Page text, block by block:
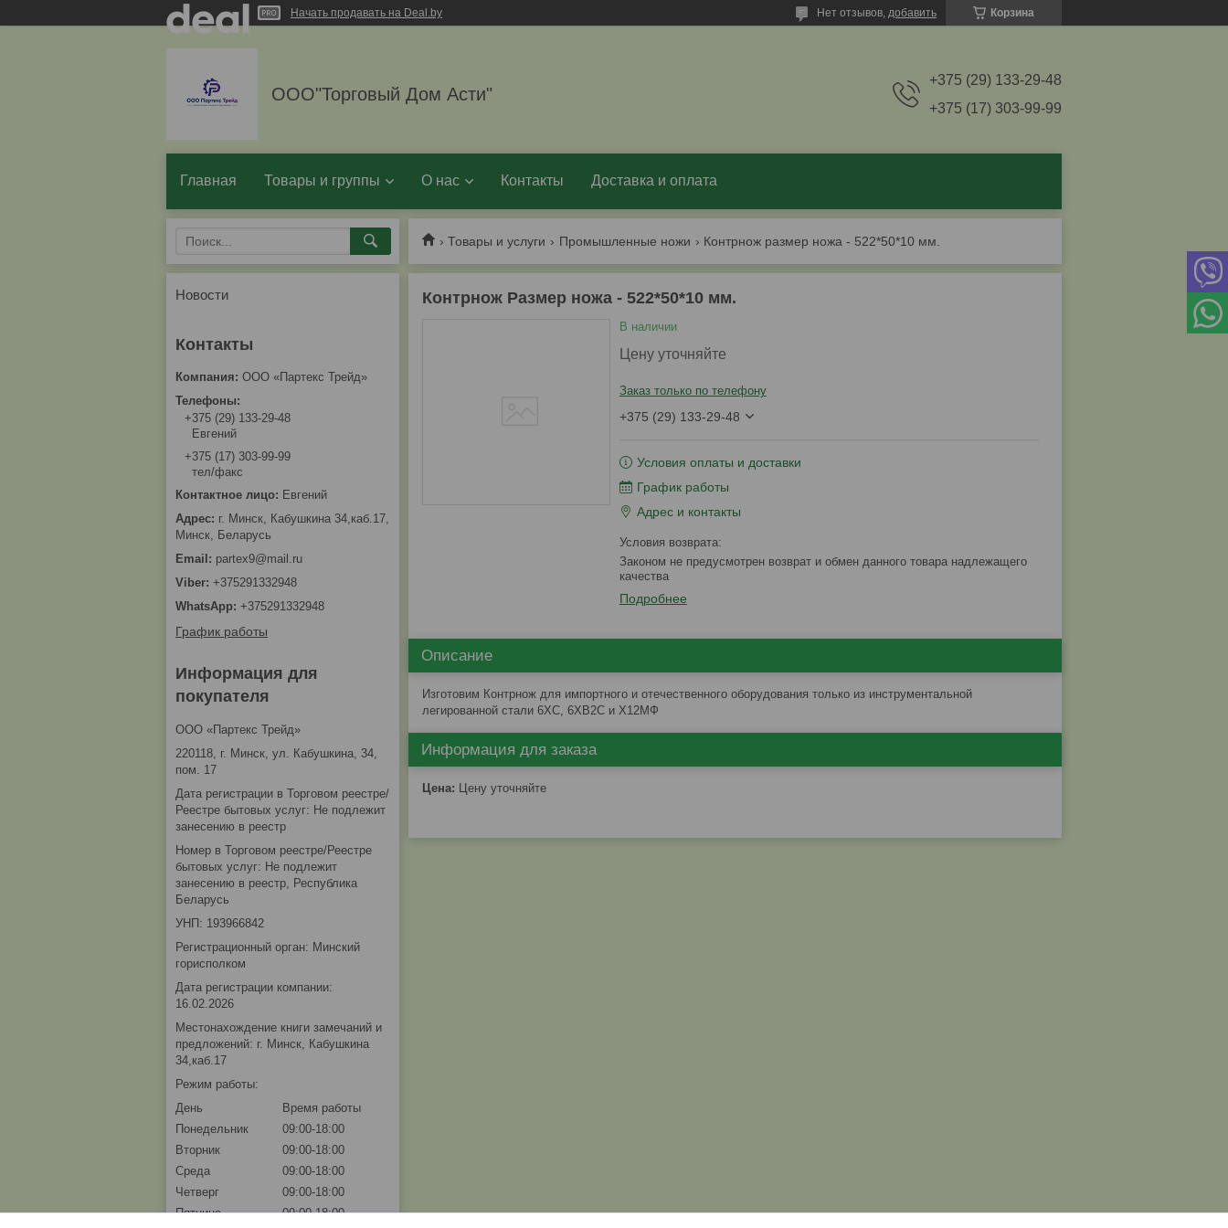
Начать продавать на Deal.by Корзина
Нет отзывов, добавить
ООО"Торговый Дом Асти"
+375 (29) 133-29-48
+375 (17) 303-99-99
Главная Товары и группы О нас Контакты Доставка и оплата
Товары и услуги Промышленные ножи Контрнож размер ножа - 522*50*10 мм.
Контрнож Размер ножа - 522*50*10 мм.
В наличии
Цену уточняйте
Заказ только по телефону
+375 (29) 133-29-48
Условия оплаты и доставки
График работы
Адрес и контакты
Законом не предусмотрен возврат и обмен данного товара надлежащего
качества
Подробнее
Описание
Изготовим Контрнож для импортного и отечественного оборудования только из инструментальной
легированной стали 6ХС, 6ХВ2С и Х12МФ
Информация для заказа
Цена: Цену уточняйте
Новости
ООО «Партекс Трейд»
+375 (29) 133-29-48
Евгений
+375 (17) 303-99-99
тел/факс
Евгений
г. Минск, Кабушкина 34,каб.17,
Минск, Беларусь
partex9@mail.ru
+375291332948
+375291332948
График работы
Информация для
покупателя
ООО «Партекс Трейд»
220118, г. Минск, ул. Кабушкина, 34,
пом. 17
Дата регистрации в Торговом реестре/
Реестре бытовых услуг: Не подлежит
занесению в реестр
Номер в Торговом реестре/Реестре
бытовых услуг: Не подлежит
занесению в реестр, Республика
Беларусь
УНП: 193966842
Регистрационный орган: Минский
горисполком
Дата регистрации компании:
16.02.2026
Местонахождение книги замечаний и
предложений: г. Минск, Кабушкина
34,каб.17
Режим работы:
День
Время работы
Понедельник
09:00-18:00
Вторник
09:00-18:00
Среда
09:00-18:00
Четверг
09:00-18:00
Пятница
09:00-18:00